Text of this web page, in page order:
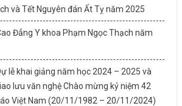
và Tết Nguyên đán Ất Tỵ năm 2025
Đẳng Y khoa Phạm Ngọc Thạch năm
lễ khai giảng năm học 2024 – 2025 và
lưu văn nghệ Chào mừng kỷ niệm 42
Việt Nam (20/11/1982 – 20/11/2024)